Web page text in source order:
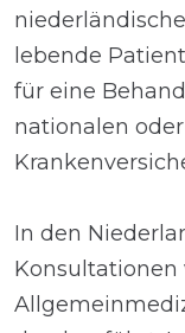
lebende
für eine
nationalen
In den
Konsultationen